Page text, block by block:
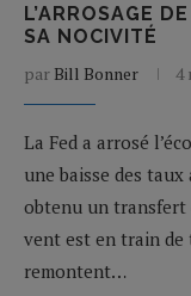
L’ARROSAGE
SA NOCIVITÉ
par Bill Bonner 4
La Fed a arrosé
une baisse des
obtenu un transfert
vent est en train
remontent…